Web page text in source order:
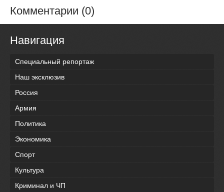
Комментарии (0)
Навигация
Специальный репортаж
Наш эксклюзив
Россия
Армия
Политика
Экономика
Спорт
Культура
Криминал и ЧП